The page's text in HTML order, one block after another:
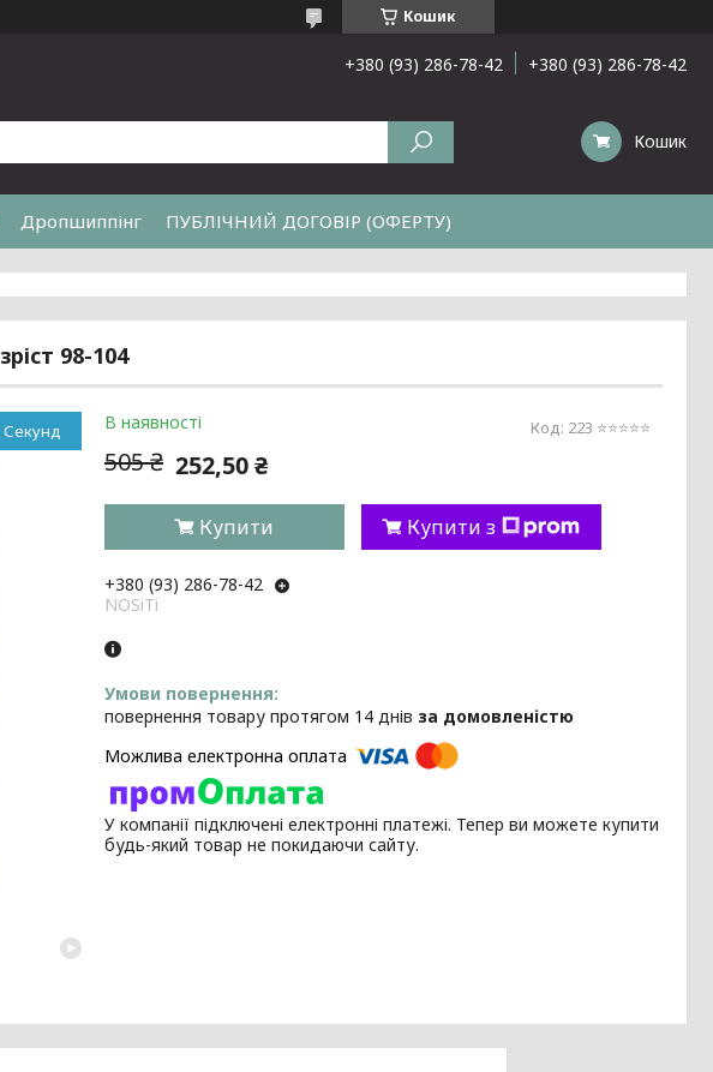
Кошик
+380 (93) 286-78-42 +380 (93) 286-78-42
Кошик
Дропшиппінг ПУБЛІЧНИЙ ДОГОВІР (ОФЕРТУ)
98-104
Секунд В наявності Код: 223 ⭐️⭐️⭐️⭐️⭐️
505 ₴ 252,50 ₴
Купити Купити з
+380 (93) 286-78-42
NOSiTi
повернення товару протягом 14 днів за домовленістю
У компанії підключені електронні платежі. Тепер ви можете купити
будь-який товар не покидаючи сайту.